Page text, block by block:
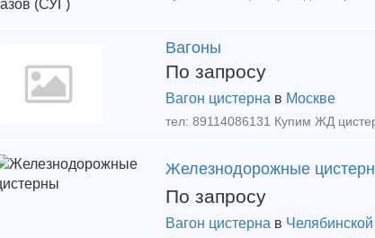
Вагоны
По запросу
Вагон цистерна в Москве
Железнодорожные
По запросу
Вагон цистерна в Челябинской